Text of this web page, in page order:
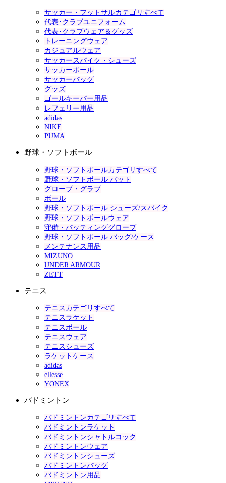
サッカー・フットサルカテゴリすべて
代表･クラブユニフォーム
代表･クラブウェア＆グッズ
トレーニングウェア
カジュアルウェア
サッカースパイク・シューズ
サッカーボール
サッカーバッグ
グッズ
ゴールキーパー用品
レフェリー用品
adidas
NIKE
PUMA
野球・ソフトボール
野球・ソフトボールカテゴリすべて
野球・ソフトボール バット
グローブ・グラブ
ボール
野球・ソフトボール シューズ/スパイク
野球・ソフトボールウェア
守備・バッティンググローブ
野球・ソフトボール バッグ/ケース
メンテナンス用品
MIZUNO
UNDER ARMOUR
ZETT
テニス
テニスカテゴリすべて
テニスラケット
テニスボール
テニスウェア
テニスシューズ
ラケットケース
adidas
ellesse
YONEX
バドミントン
バドミントンカテゴリすべて
バドミントンラケット
バドミントンシャトルコック
バドミントンウェア
バドミントンシューズ
バドミントンバッグ
バドミントン用品